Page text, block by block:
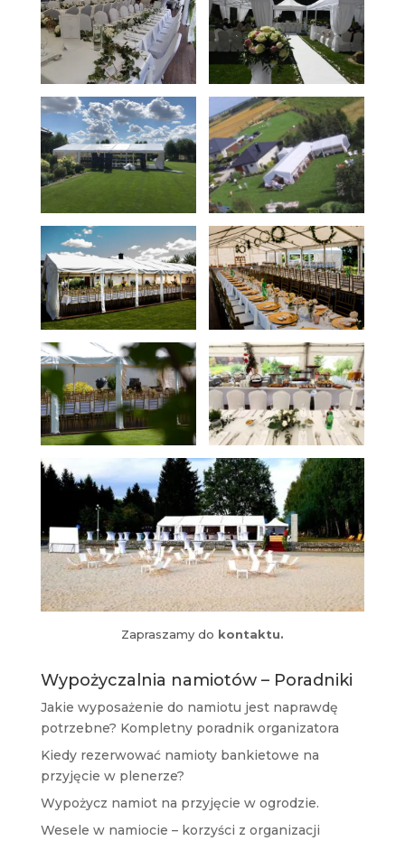
Zapraszamy do kontaktu.
Wypożyczalnia namiotów – Poradniki
Jakie wyposażenie do namiotu jest naprawdę
potrzebne? Kompletny poradnik organizatora
Kiedy rezerwować namioty bankietowe na
przyjęcie w plenerze?
Wypożycz namiot na przyjęcie w ogrodzie.
Wesele w namiocie – korzyści z organizacji